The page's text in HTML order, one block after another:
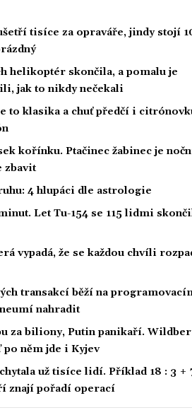
tisíce za opraváře, jindy stojí
helikoptér skončila, a pomalu je
jak to nikdy nečekali
to klasika a chuť předčí i
kořínku. Ptačinec žabinec je
zbavit
4 hlupáci dle astrologie
Let Tu-154 se 115 lidmi
vypadá, že se každou chvíli
transakcí běží na
nahradit
za biliony, Putin panikaří.
po něm jde i Kyjev
už tisíce lidí. Příklad 18 : 3 +
znají pořadí operací